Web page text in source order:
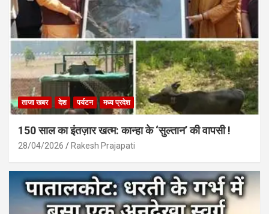
ताजा खबर देश पर्यटन मध्य प्रदेश
150 साल का इंतज़ार खत्म: कान्हा के ‘सुल्तान’ की वापसी !
28/04/2026 Rakesh Prajapati